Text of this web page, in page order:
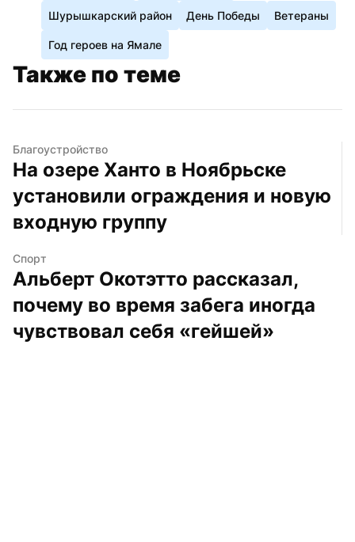
Шурышкарский район День Победы Ветераны
Год героев на Ямале
Также по теме
Благоустройство
На озере Ханто в Ноябрьске
установили ограждения и новую
входную группу
Спорт
Альберт Окотэтто рассказал,
почему во время забега иногда
чувствовал себя «гейшей»